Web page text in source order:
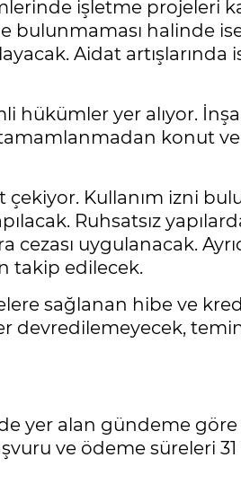
işletme projeleri
bulunmaması halinde
Aidat artışlarında
hükümler yer alıyor.
konut
Kullanım izni
Ruhsatsız
uygulanacak.
takip edilecek.
sağlanan hibe ve
devredilemeyecek,
yer alan gündeme göre
ve ödeme süreleri